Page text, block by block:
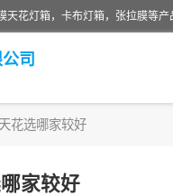
司
花选哪家较好
家较好